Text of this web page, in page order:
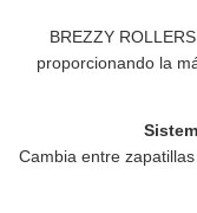
BREZZY ROLLERS
proporcionando la
Cambia entre